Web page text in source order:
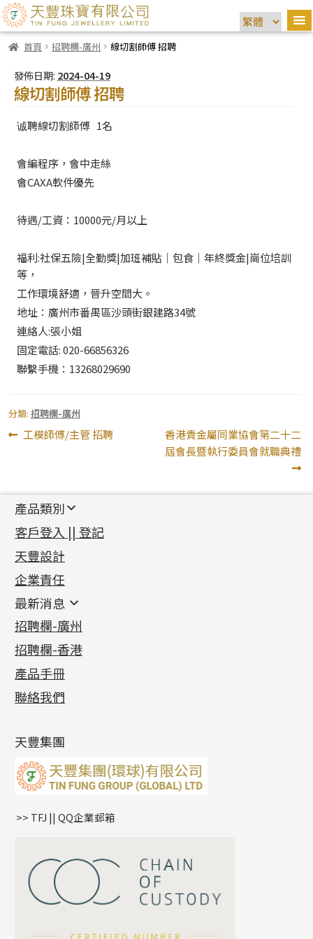
首頁 招聘欄-廣州 線切割師傅 招聘
發佈日期: 2024-04-19
線切割師傅 招聘
诚聘線切割師傅 1名
會編程序，會中走絲
會CAXA軟件優先
待遇/工資：10000元/月以上
福利:社保五險|全勤獎|加班補貼│包食｜年終獎金|崗位培訓
等，
工作環境舒適，晉升空間大。
地址：廣州市番禺區沙頭街銀建路34號
連絡人:張小姐
固定電話: 020-66856326
聯繫手機：13268029690
分類: 招聘欄-廣州
文
導
覽
上
章:
工模師傅/主管 招聘
下
一
香港貴金屬同業協會第二十二
屆會長暨執行委員會就職典禮
產品類別
新產品
足金系列
足金配件
機織鏈系列
珠仔鏈
镶口链
管狀網鏈
十字車花鏈系列
十字閃O鏈系列
十字錘打鏈系列
側身車花鏈系列
側身鏈系列
雙十字鏈系列
水波鏈系列
蛇骨鏈系列
鏈尾系列
嘴唇鏈系列
S車花鏈系列
珍珠鏈系列
坦克鏈系列
滿天星鏈系列
首飾配件
耳環類配件
卷迫系列
螺絲迫系列
梅花迫系列
平臺迫系列
綫拍系列
美拍系列
耳環扣系列
耳綫/耳鈎系列
耳環爪頭
耳環
鏈類配件
動感車花吊墜
調節珠系列
生圈扣系列
龍蝦扣系列
鴨俐制系列
字母吊墜
相盒吊墜
項鏈吊墜
生肖吊墜
星座吊墜
珠扣
其他類配件
珠盤系列
袖口鈕系列
焊片及鐳射綫
空心車花管
珠類配件
無孔光身珠
空心光身珠
無孔批花珠
鑲口類
四爪頭系列
六爪頭系列
車花片
動感車花片
鑲口戒指
鑲口手鏈系列
首飾系列
手镯系列
戒指系列
空心耳環
空心车花管首饰链
空心手鐲系列
貴金屬原料
千足金
記憶金屬系列
記憶戒指
拉簧珠珠手鏈
記憶鈦手鐲
客戶登入 || 登記
天豐設計
企業責任
最新消息
最新消息
各項證書(2)
相片集(9)
展覽會資訊
最新產品資訊
招聘欄-廣州
招聘欄-香港
產品手冊
聯絡我們
天豐集團
>> TFJ || QQ企業郵箱